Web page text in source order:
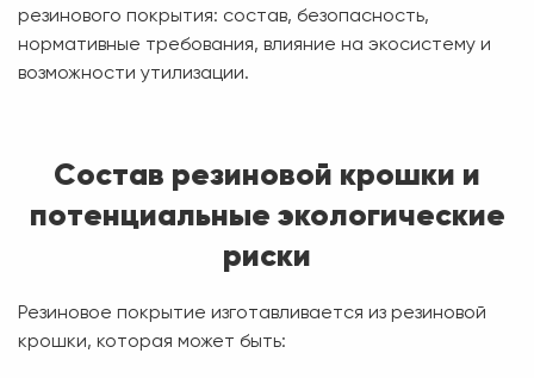
резинового покрытия: состав, безопасность,
нормативные требования, влияние на экосистему и
возможности утилизации.
Состав резиновой крошки и
потенциальные экологические
риски
Резиновое покрытие изготавливается из резиновой
крошки, которая может быть: